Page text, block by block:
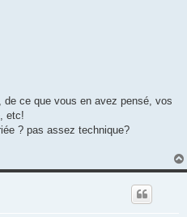
ce que vous en avez pensé, vos
etc!
? pas assez technique?